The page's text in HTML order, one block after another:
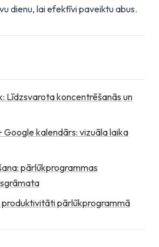
dienu, lai efektīvi paveiktu abus.
Līdzsvarota koncentrēšanās un
Google kalendārs: vizuāla laika
pārlūkprogrammas
produktivitāti pārlūkprogrammā